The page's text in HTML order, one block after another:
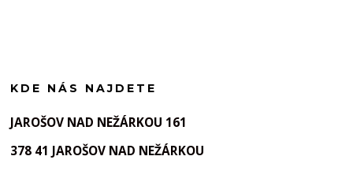
KDE NÁS NAJDETE
JAROŠOV NAD NEŽÁRKOU 161
378 41 JAROŠOV NAD NEŽÁRKOU